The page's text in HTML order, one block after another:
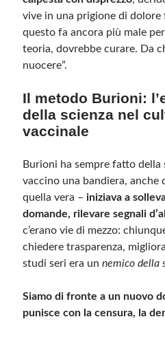
vive in una prigione di dolore
questo fa ancora più male
teoria, dovrebbe curare. Da
nuocere”.
Il metodo Burioni:
della scienza nel
vaccinale
Burioni ha sempre fatto della
vaccino una bandiera, anche
quella vera –iniziava a
domande, rilevare segnali
c’erano vie di mezzo:
chiedere trasparenza,
studi seri era unnemico della
Siamo di fronte a un nuovo
punisce con la censura, la